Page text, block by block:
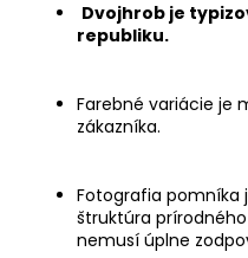
Dvojhrob je
republiku.
Farebné variácie je
zákazníka.
Fotografia pomníka
štruktúra
nemusí úplne